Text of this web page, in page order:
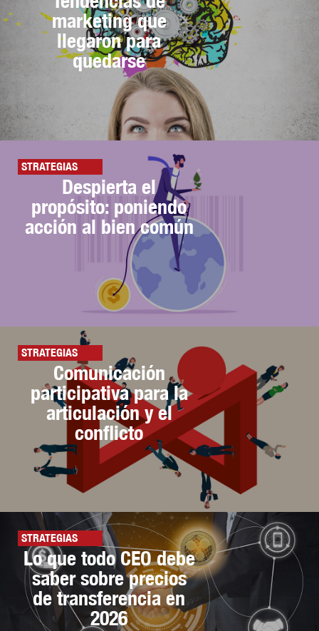
marketing que
llegaron para
quedarse
STRATEGIAS
Despierta el
propósito: poniendo
acción al bien común
STRATEGIAS
Comunicación
participativa para la
articulación y el
conflicto
STRATEGIAS
Lo que todo CEO debe
saber sobre precios
de transferencia en
2026